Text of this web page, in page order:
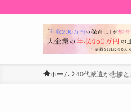
ホーム 40代派遣が悲惨